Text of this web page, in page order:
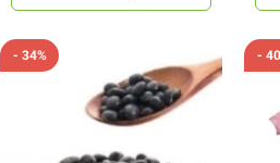
- 34% -